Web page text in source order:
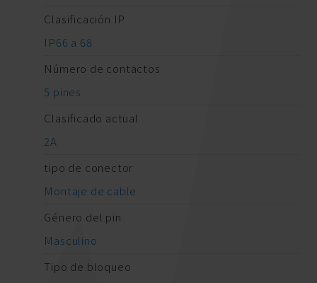
Clasificación IP
IP66 a 68
Número de contactos
5 pines
Clasificado actual
2A
tipo de conector
Montaje de cable
Género del pin
Masculino
Tipo de bloqueo